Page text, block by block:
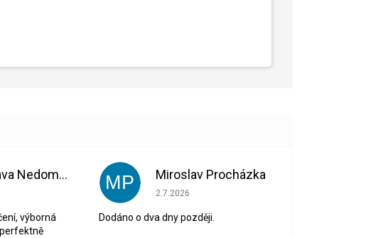
Bohuslava Nedomová
obchodu je 5 z 5 hvězdiček.
výborná
MP Miroslav Procházka
Hodnocení obchodu je 1 z 5 hvězdiček.
2.7.2026
Dodáno o dva dny později.